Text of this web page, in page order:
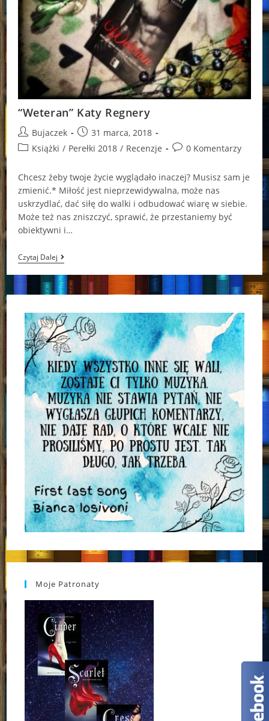
“Weteran” Katy Regnery
Post
author:
Bujaczek
Post
published:
31 marca, 2018
PostKsiążki / Perełki 2018 / Recenzje
Post0 Komentarzy
Chcesz żeby twoje życie wyglądało inaczej? Musisz sam je
zmienić.* Miłość jest nieprzewidywalna, może nas
uskrzydlać, dać siłę do walki i odbudować wiarę w siebie.
Może też nas zniszczyć, sprawić, że przestaniemy być
obiektywni i…
Czytaj Dalej“Weteran”
Katy
Regnery
Moje Patronaty